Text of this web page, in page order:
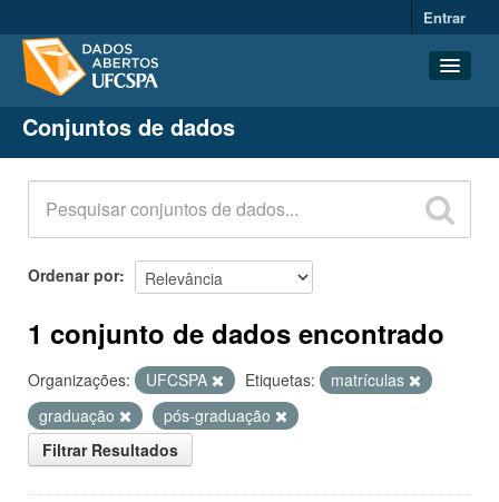
Entrar
Conjuntos de dados
Organizações
Grupos
Sobre
Conjuntos de dados
Ordenar por
1 conjunto de dados encontrado
Organizações: UFCSPA Etiquetas:
matrículas
graduação
pós-graduação
Filtrar Resultados